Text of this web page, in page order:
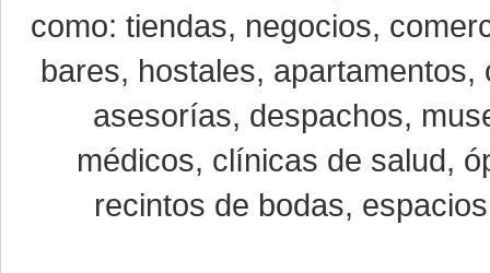
como: tiendas, negocios,
bares, hostales,
asesorías, despachos,
médicos, clínicas de salud,
recintos de bodas,